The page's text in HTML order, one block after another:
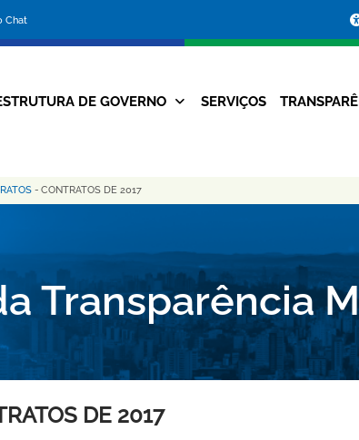
Chat
da
Prefeitura
Horizonte
Navegação
DE GOVERNO SERVIÇOS
- CONTRATOS DE 2017
Transparência
DE 2017